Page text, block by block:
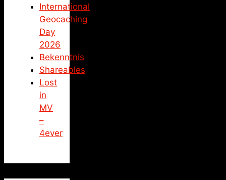
International
Geocaching
Day
2026
Bekenntnis
Shareables
Lost
in
MV
–
4ever